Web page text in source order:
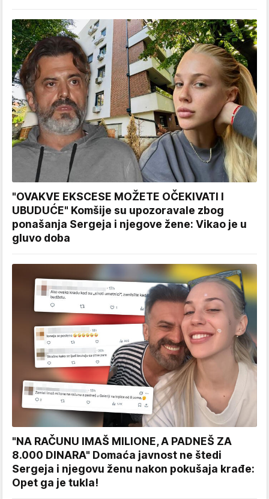
"OVAKVE EKSCESE MOŽETE OČEKIVATI I
UBUDUĆE" Komšije su upozoravale zbog
ponašanja Sergeja i njegove žene: Vikao je u
gluvo doba
"NA RAČUNU IMAŠ MILIONE, A PADNEŠ ZA
8.000 DINARA" Domaća javnost ne štedi
Sergeja i njegovu ženu nakon pokušaja krađe:
Opet ga je tukla!